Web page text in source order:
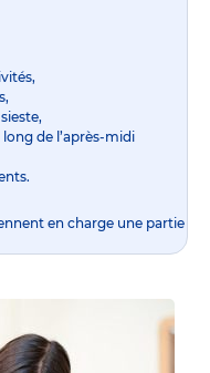
de l’après-midi
en charge une partie